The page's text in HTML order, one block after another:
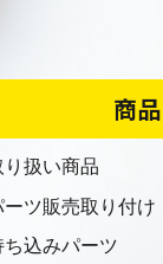
商
り扱い商品
ーツ販売取り付け
ち込みパーツ